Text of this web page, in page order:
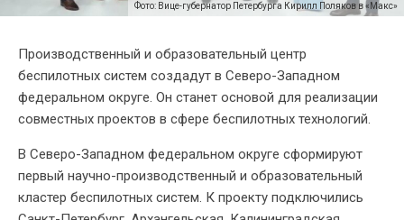
Фото: Вице-губернатор Петербурга Кирилл Поляков в «Макс»
Производственный и образовательный центр
беспилотных систем создадут в Северо-Западном
федеральном округе. Он станет основой для реализации
совместных проектов в сфере беспилотных технологий.
В Северо-Западном федеральном округе сформируют
первый научно-производственный и образовательный
кластер беспилотных систем. К проекту подключились